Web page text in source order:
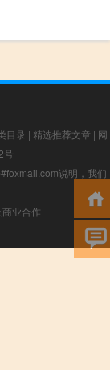
目录 | 精选推荐文章 | 网
号
说明，我们
业合作